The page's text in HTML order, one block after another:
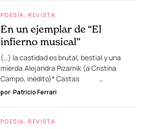
POESÍA REVISTA
En un ejemplar de “El
infierno musical”
(…) la castidad es brutal, bestial y una
mierda.Alejandra Pizarnik (a Cristina
Campo, inédito)* Castas …
por Patricio Ferrari
POESÍA REVISTA